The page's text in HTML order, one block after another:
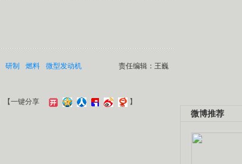
微博推荐
责任编辑：王巍
研制 燃料
微型发动机
【一键分享 】